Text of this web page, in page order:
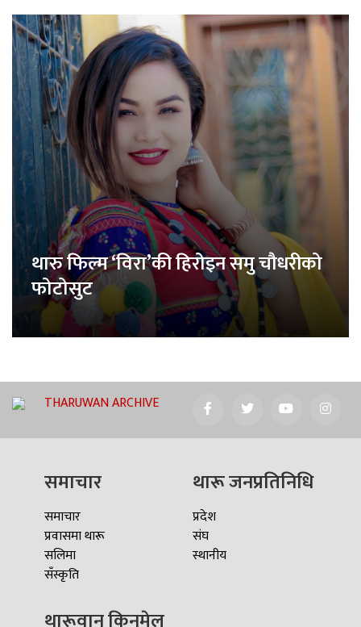
थारु फिल्म ‘विरा’की हिरोइन समु चौधरीको
फोटोसुट
THARUWAN ARCHIVE
समाचार
समाचार
प्रवासमा थारू
सलिमा
सँस्कृति
थारू जनप्रतिनिधि
प्रदेश
संघ
स्थानीय